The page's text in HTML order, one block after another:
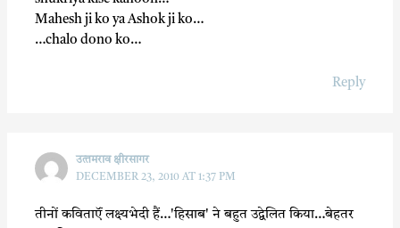
Mahesh ji ko ya Ashok ji ko…
…chalo dono ko…
Reply
उत्‍तमराव क्षीरसागर
DECEMBER 23, 2010 AT 1:37 PM
तीनों कवि‍ताऍं लक्ष्‍यभेदी हैं…'हि‍साब' ने बहुत उद्वेलि‍त कि‍या…बेहतर